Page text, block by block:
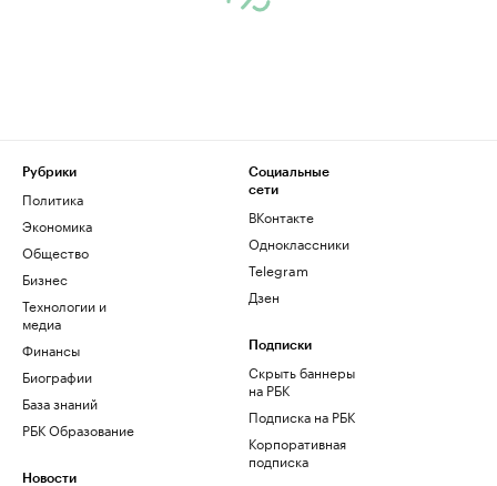
Рубрики
Политика
Экономика
Общество
Бизнес
Технологии и
медиа
Финансы
Биографии
База знаний
РБК Образование
Новости
Социальные
сети
ВКонтакте
Одноклассники
Telegram
Дзен
Подписки
Скрыть баннеры
на РБК
Подписка на РБК
Корпоративная
подписка